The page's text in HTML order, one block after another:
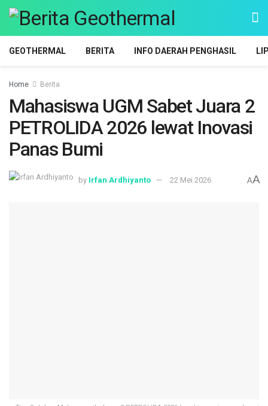
GEOTHERMAL BERITA INFO DAERAH PENGHASIL
Home Berita
Mahasiswa UGM Sabet Juara 2
PETROLIDA 2026 lewat Inovasi
Panas Bumi
by Irfan Ardhiyanto 22 Mei 2026 AA